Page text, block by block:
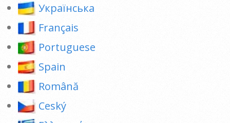
Українська
Français
Portuguese
Spain
Română
Ceský